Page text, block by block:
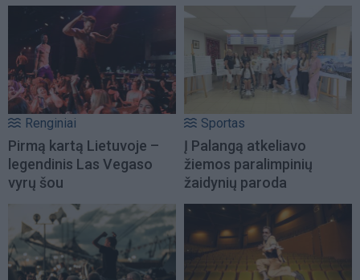
Renginiai
Pirmą kartą Lietuvoje –
legendinis Las Vegaso
vyrų šou
Sportas
Į Palangą atkeliavo
žiemos paralimpinių
žaidynių paroda